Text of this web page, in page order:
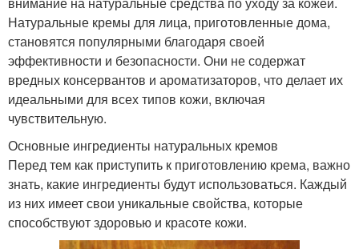
Натуральные кремы для лица, приготовленные дома,
становятся популярными благодаря своей
эффективности и безопасности. Они не содержат
вредных консервантов и ароматизаторов, что делает их
идеальными для всех типов кожи, включая
чувствительную.
Основные ингредиенты натуральных кремов
Перед тем как приступить к приготовлению крема, важно
знать, какие ингредиенты будут использоваться. Каждый
из них имеет свои уникальные свойства, которые
способствуют здоровью и красоте кожи.